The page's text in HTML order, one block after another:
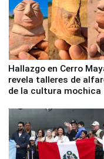
Hallazgo en Cerro
revela talleres de
de la cultura mochica